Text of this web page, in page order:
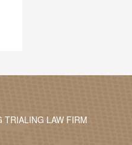
TRIALING LAW FIRM